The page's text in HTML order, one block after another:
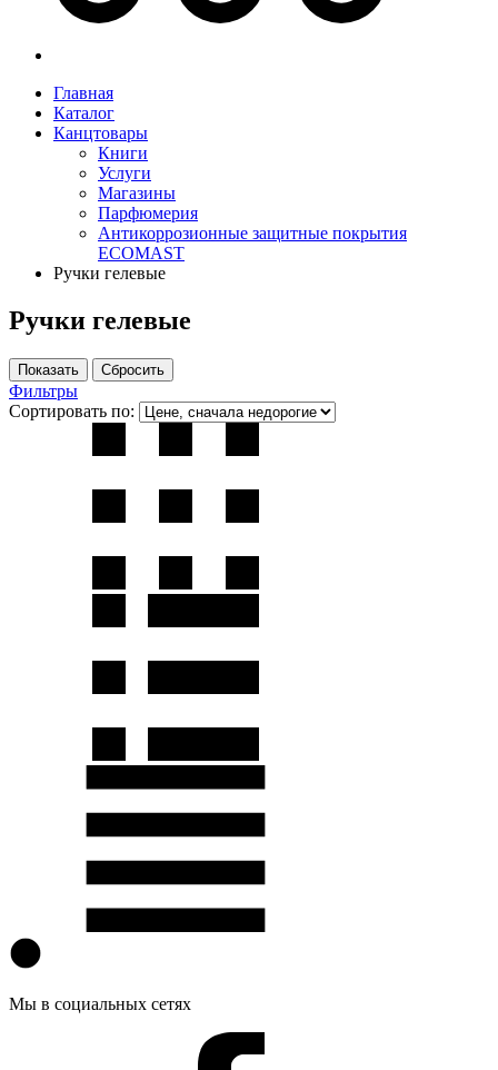
Главная
Каталог
Канцтовары
Книги
Услуги
Магазины
Парфюмерия
Антикоррозионные защитные покрытия
ECOMAST
Ручки гелевые
Ручки гелевые
Фильтры
Сортировать по:
Мы в социальных сетях